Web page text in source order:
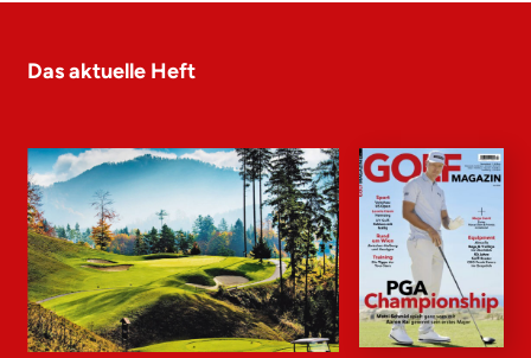
Das aktuelle Heft